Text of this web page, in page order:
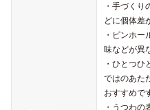
・手づくり
どに個体差
・ピンホ
味などが異
・ひとつひ
ではのあた
おすすめで
・うつわの